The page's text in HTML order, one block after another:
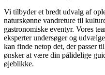
Vi tilbyder et bredt udvalg af
naturskønne vandreture til
gastronomiske eventyr. Vores
eksperter undersøger og
kan finde netop det, der passer
ønsker at være din pålidelige
øjeblikke.